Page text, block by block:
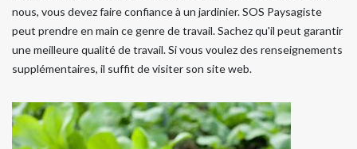
nous, vous devez faire confiance à un jardinier. SOS Paysagiste
peut prendre en main ce genre de travail. Sachez qu'il peut garantir
une meilleure qualité de travail. Si vous voulez des renseignements
supplémentaires, il suffit de visiter son site web.